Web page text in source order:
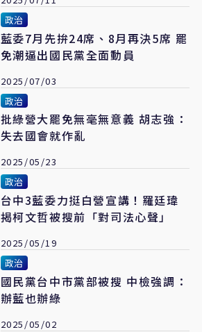
政治
藍委7月先拚24席、8月再決5席 罷
免潮逼出國民黨全面動員
2025/07/03
政治
批綠營大罷免無毫無意義 胡志強：
失去國會就作亂
2025/05/23
政治
台中3藍委力挺白營宣講！羅廷瑋
揭柯文哲被搜前「對司法心聲」
2025/05/19
政治
國民黨台中市黨部被搜 中檢強調：
辦藍也辦綠
2025/05/02